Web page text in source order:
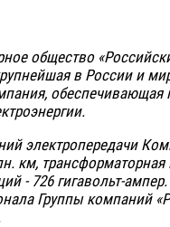
общество
в России и
обеспечивающая
электропередачи
км,
- 726 гигавольт-ампер.
Группы компаний